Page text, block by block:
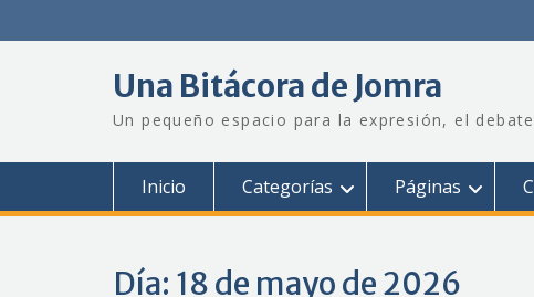
Una Bitácora de Jomra
Un pequeño espacio para la expresión, el
Inicio Categorías Páginas
Día: 18 de mayo de 2026